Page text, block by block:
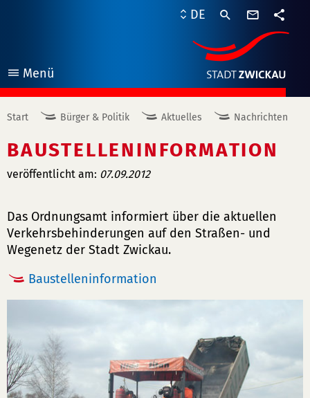
Menü
öffnen
DE
Start Bürger & Politik Aktuelles Nachrichten
BAUSTELLENINFORMATION
veröffentlicht am: 07.09.2012
Das Ordnungsamt informiert über die aktuellen
Verkehrsbehinderungen auf den Straßen- und
Wegenetz der Stadt Zwickau.
Baustelleninformation